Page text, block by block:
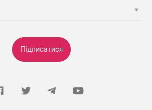
Підписатися